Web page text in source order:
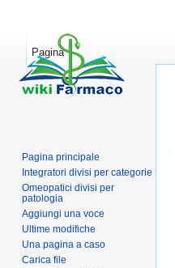
Pagina
Pagina principale
Integratori divisi per categorie
Omeopatici divisi per
patologia
Aggiungi una voce
Ultime modifiche
Una pagina a caso
Carica file